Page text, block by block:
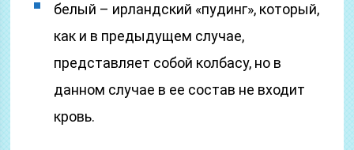
белый – ирландский «пудинг», который,
как и в предыдущем случае,
представляет собой колбасу, но в
данном случае в ее состав не входит
кровь.